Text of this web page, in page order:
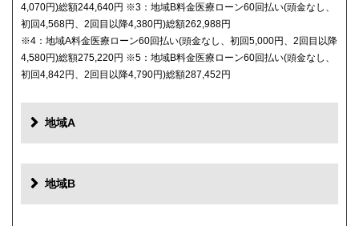
4,070円)総額244,640円 ※3：地域B料金医療ローン60回払い(頭金なし、
初回4,568円、2回目以降4,380円)総額262,988円
※4：地域A料金医療ローン60回払い(頭金なし、初回5,000円、2回目以降
4,580円)総額275,220円 ※5：地域B料金医療ローン60回払い(頭金なし、
初回4,842円、2回目以降4,790円)総額287,452円
地域A
地域B